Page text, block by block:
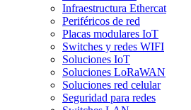
Infraestructura Ethercat
Periféricos de red
Placas modulares IoT
Switches y redes WIFI
Soluciones IoT
Soluciones LoRaWAN
Soluciones red celular
Seguridad para redes